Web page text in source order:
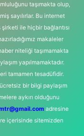
taşımakta olup,
sayılırlar. Bu internet
ile hiçbir bağlantısı
makaleler
niteliği taşımamakta
yapılmamaktadır.
tamamen tesadüfidir.
bir bilgi paylaşım
aykırı olduğunu
adresine
içerisinde sitemizden